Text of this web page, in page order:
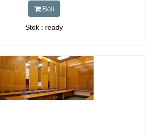
Beli
Stok : ready